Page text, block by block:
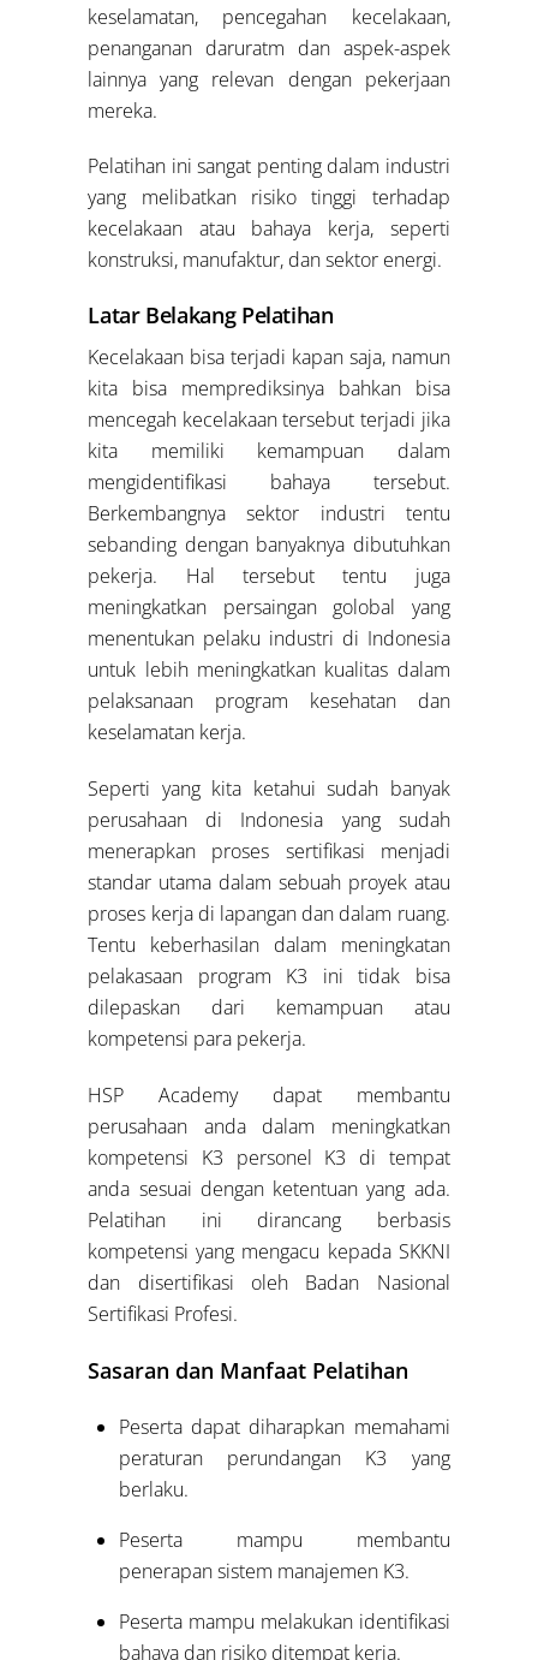
keselamatan, pencegahan kecelakaan,
penanganan daruratm dan aspek-aspek
lainnya yang relevan dengan pekerjaan
mereka.
Pelatihan ini sangat penting dalam industri
yang melibatkan risiko tinggi terhadap
kecelakaan atau bahaya kerja, seperti
konstruksi, manufaktur, dan sektor energi.
Latar Belakang Pelatihan
Kecelakaan bisa terjadi kapan saja, namun
kita bisa memprediksinya bahkan bisa
mencegah kecelakaan tersebut terjadi jika
kita memiliki kemampuan dalam
mengidentifikasi bahaya tersebut.
Berkembangnya sektor industri tentu
sebanding dengan banyaknya dibutuhkan
pekerja. Hal tersebut tentu juga
meningkatkan persaingan golobal yang
menentukan pelaku industri di Indonesia
untuk lebih meningkatkan kualitas dalam
pelaksanaan program kesehatan dan
keselamatan kerja.
Seperti yang kita ketahui sudah banyak
perusahaan di Indonesia yang sudah
menerapkan proses sertifikasi menjadi
standar utama dalam sebuah proyek atau
proses kerja di lapangan dan dalam ruang.
Tentu keberhasilan dalam meningkatan
pelakasaan program K3 ini tidak bisa
dilepaskan dari kemampuan atau
kompetensi para pekerja.
HSP Academy dapat membantu
perusahaan anda dalam meningkatkan
kompetensi K3 personel K3 di tempat
anda sesuai dengan ketentuan yang ada.
Pelatihan ini dirancang berbasis
kompetensi yang mengacu kepada SKKNI
dan disertifikasi oleh Badan Nasional
Sertifikasi Profesi.
Sasaran dan Manfaat Pelatihan
Peserta dapat diharapkan memahami
peraturan perundangan K3 yang
berlaku.
Peserta mampu membantu
penerapan sistem manajemen K3.
Peserta mampu melakukan identifikasi
bahaya dan risiko ditempat kerja.